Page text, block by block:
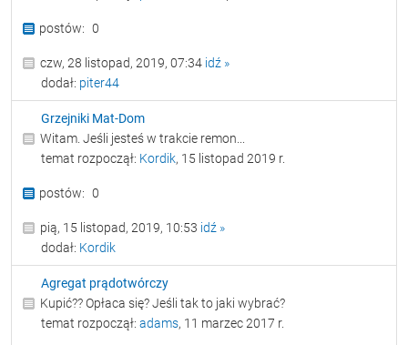
0
czw, 28 listopad, 2019, 07:34 idź »
dodał: piter44
Grzejniki Mat-Dom
Witam. Jeśli jesteś w trakcie remon...
temat rozpoczął: Kordik, 15 listopad 2019 r.
0
pią, 15 listopad, 2019, 10:53 idź »
dodał: Kordik
Agregat prądotwórczy
Kupić?? Opłaca się? Jeśli tak to jaki wybrać?
temat rozpoczął: adams, 11 marzec 2017 r.